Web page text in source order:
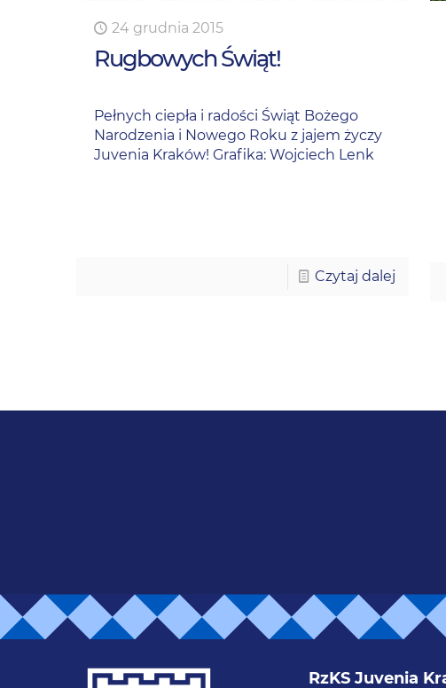
24 grudnia 2015
Rugbowych Świąt!
Pełnych ciepła i radości Świąt Bożego
Narodzenia i Nowego Roku z jajem życzy
Juvenia Kraków! Grafika: Wojciech Lenk
Czytaj dalej
RzKS Juvenia